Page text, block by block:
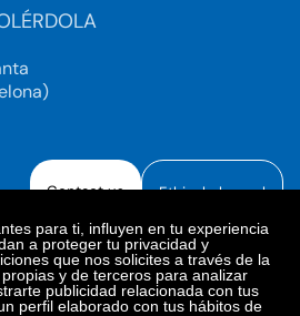
para ti, influyen en tu experiencia
a proteger tu privacidad y
que nos solicites a través de la
y de terceros para analizar
publicidad relacionada con tus
perfil elaborado con tus hábitos de
Contact us Ethical channel
Cookies Policy